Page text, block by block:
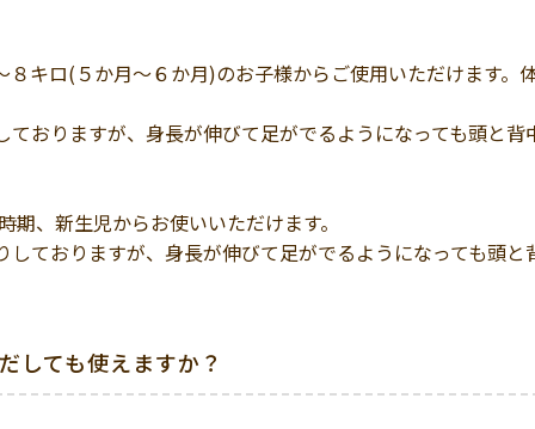
キロ(５か月～６か月)のお子様からご使用いただけます。
おりますが、身長が伸びて足がでるようになっても頭と
、新生児からお使いいただけます。
ておりますが、身長が伸びて足がでるようになっても頭
しても使えますか？